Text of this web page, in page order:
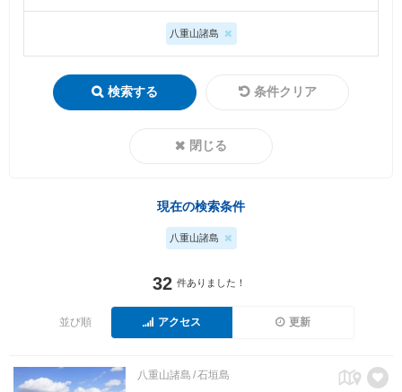
八重山諸島
検索する 条件クリア
閉じる
現在の検索条件
八重山諸島
32 件ありました！
並び順 アクセス 更新
八重山諸島 石垣島